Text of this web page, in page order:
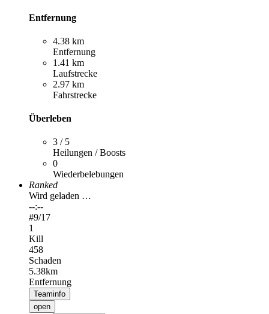
Entfernung
4.38 km
Entfernung
1.41 km
Laufstrecke
2.97 km
Fahrstrecke
Überleben
3 / 5
Heilungen / Boosts
0
Wiederbelebungen
Ranked
Wird geladen …
--:--
#9/17
1
Kill
458
Schaden
5.38km
Entfernung
Teaminfo
open